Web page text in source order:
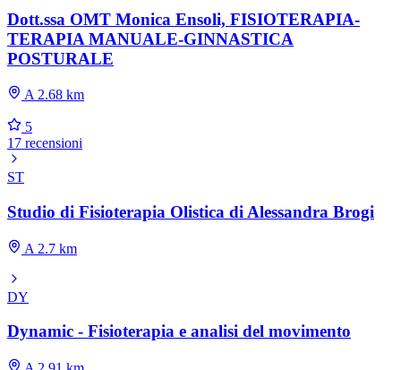
Dott.ssa OMT Monica Ensoli, FISIOTERAPIA-
TERAPIA MANUALE-GINNASTICA
POSTURALE
A 2.68 km
5
17 recensioni
ST
Studio di Fisioterapia Olistica di Alessandra Brogi
A 2.7 km
DY
Dynamic - Fisioterapia e analisi del movimento